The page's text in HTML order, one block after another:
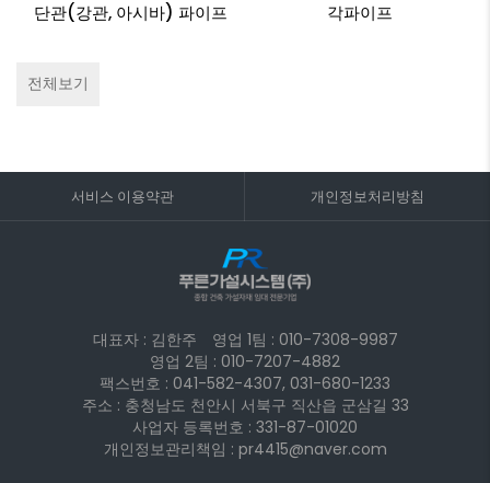
단관(강관, 아시바) 파이프 각파이프
전체보기
서비스 이용약관 개인정보처리방침
대표자 : 김한주 영업 1팀 : 010-7308-9987
영업 2팀 : 010-7207-4882
팩스번호 : 041-582-4307, 031-680-1233
주소 : 충청남도 천안시 서북구 직산읍 군삼길 33
사업자 등록번호 : 331-87-01020
개인정보관리책임 : pr4415@naver.com